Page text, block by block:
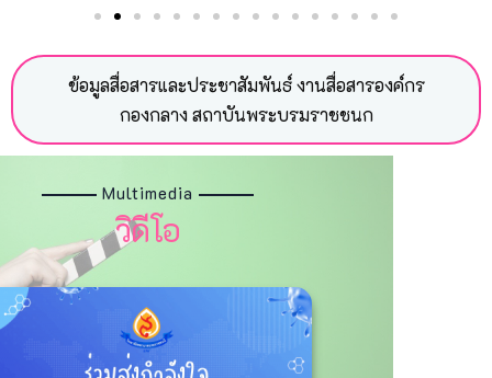
ข้อมูลสื่อสารและประชาสัมพันธ์ งานสื่อสารองค์กร
กองกลาง สถาบันพระบรมราชชนก
Multimedia
วิดีโอ